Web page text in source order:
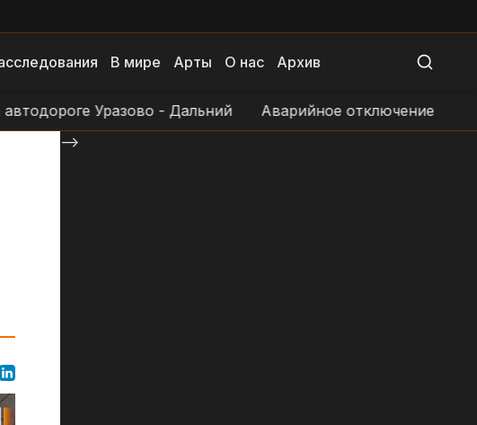
В мире Арты О нас Архив
Уразово - Дальний Аварийное отключение
-->